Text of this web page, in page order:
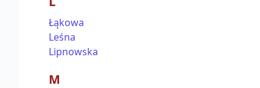
Łąkowa
Leśna
Lipnowska
M